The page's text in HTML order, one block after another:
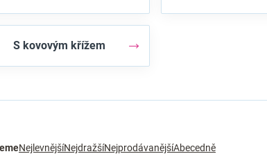
S kovovým křížem
NejlevnějšíNejdražšíNejprodávanějšíAbecedně